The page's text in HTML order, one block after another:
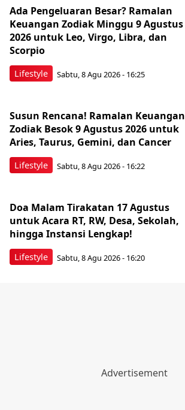
Lifestyle
Ada Pengeluaran Besar? Ramalan
Keuangan Zodiak Minggu 9 Agustus
2026 untuk Leo, Virgo, Libra, dan
Scorpio
Sabtu, 8 Agu 2026 - 16:25
Lifestyle
Susun Rencana! Ramalan Keuangan
Zodiak Besok 9 Agustus 2026 untuk
Aries, Taurus, Gemini, dan Cancer
Sabtu, 8 Agu 2026 - 16:22
Lifestyle
Doa Malam Tirakatan 17 Agustus
untuk Acara RT, RW, Desa, Sekolah,
hingga Instansi Lengkap!
Sabtu, 8 Agu 2026 - 16:20